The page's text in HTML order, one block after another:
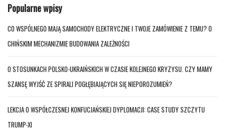
Popularne wpisy
CO WSPÓLNEGO MAJĄ SAMOCHODY ELEKTRYCZNE I TWOJE ZAMÓWIENIE Z TEMU? O
CHIŃSKIM MECHANIZMIE BUDOWANIA ZALEŻNOŚCI
O STOSUNKACH POLSKO-UKRAIŃSKICH W CZASIE KOLEJNEGO KRYZYSU. CZY MAMY
SZANSĘ WYJŚĆ ZE SPIRALI POGŁĘBIAJĄCYCH SIĘ NIEPOROZUMIEŃ?
LEKCJA O WSPÓŁCZESNEJ KONFUCJAŃSKIEJ DYPLOMACJI: CASE STUDY SZCZYTU
TRUMP-XI